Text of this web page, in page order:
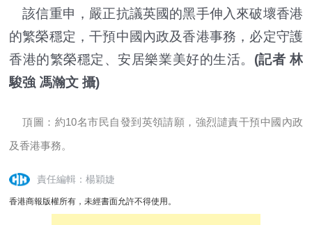
該信重申，嚴正抗議英國的黑手伸入來破壞香港
的繁榮穩定，干預中國內政及香港事務，必定守護
香港的繁榮穩定、安居樂業美好的生活。 (記者 林
駿強 馮瀚文 攝)
頂圖：約10名市民自發到英領請願，強烈譴責干預中國內政
及香港事務。
責任編輯：楊穎婕
香港商報版權所有，未經書面允許不得使用。